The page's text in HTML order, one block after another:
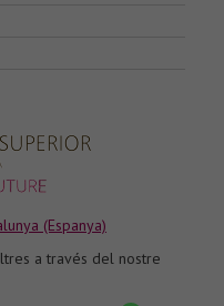
(Espanya)
a través del nostre